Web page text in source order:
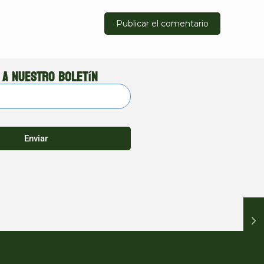
nuestro boletín
Enviar